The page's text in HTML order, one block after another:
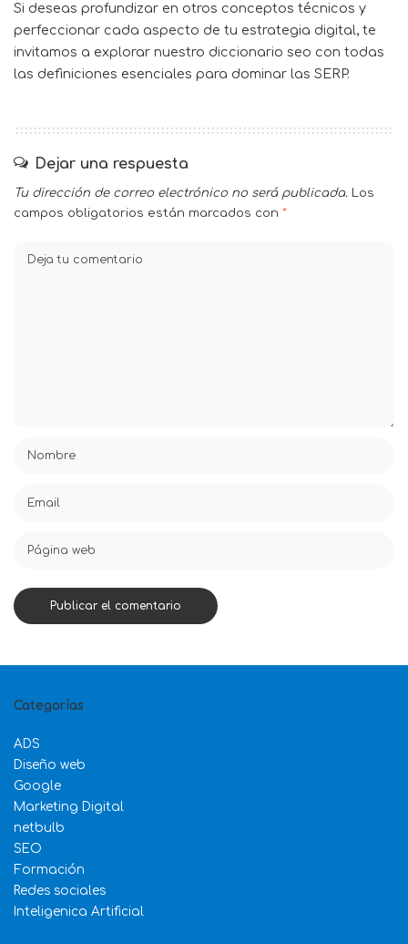
Si deseas profundizar en otros conceptos técnicos y
perfeccionar cada aspecto de tu estrategia digital, te
invitamos a explorar nuestro diccionario seo con todas
las definiciones esenciales para dominar las SERP.
Dejar una respuesta
Tu dirección de correo electrónico no será publicada. Los
campos obligatorios están marcados con *
Categorías
ADS
Diseño web
Google
Marketing Digital
netbulb
SEO
Formación
Redes sociales
Inteligenica Artificial